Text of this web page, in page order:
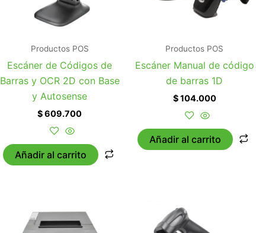
Productos POS
Escáner de Códigos de
Barras y OCR 2D con Base
y Autosense
$609.700
Añadir al carrito
Productos POS
Escáner Manual de código
de barras 1D
$104.000
Añadir al carrito